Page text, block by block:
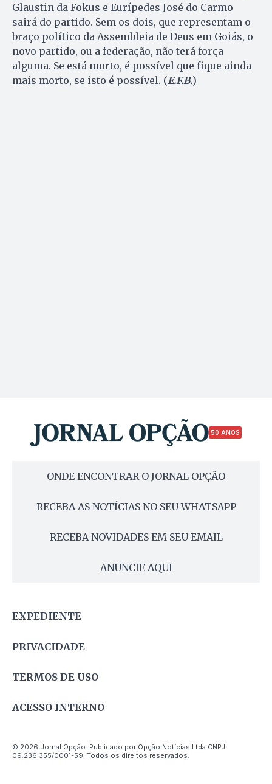
Glaustin da Fokus e Eurípedes José do Carmo
sairá do partido. Sem os dois, que representam o
braço político da Assembleia de Deus em Goiás, o
novo partido, ou a federação, não terá força
alguma. Se está morto, é possível que fique ainda
mais morto, se isto é possível. (E.F.B.)
50 ANOS
ONDE ENCONTRAR O JORNAL OPÇÃO
RECEBA AS NOTÍCIAS NO SEU WHATSAPP
RECEBA NOVIDADES EM SEU EMAIL
ANUNCIE AQUI
EXPEDIENTE
PRIVACIDADE
TERMOS DE USO
ACESSO INTERNO
© 2026 Jornal Opção. Publicado por Opção Notícias Ltda CNPJ
09.236.355/0001-59. Todos os direitos reservados.